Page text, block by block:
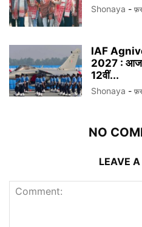
Shonaya -
IAF
2027 : आज
12वीं...
Shonaya -
NO
LEAVE A